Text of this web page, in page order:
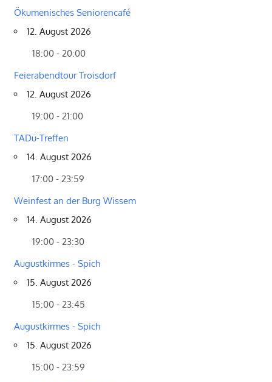
Ökumenisches Seniorencafé
12. August 2026
18:00 - 20:00
Feierabendtour Troisdorf
12. August 2026
19:00 - 21:00
TADü-Treffen
14. August 2026
17:00 - 23:59
Weinfest an der Burg Wissem
14. August 2026
19:00 - 23:30
Augustkirmes - Spich
15. August 2026
15:00 - 23:45
Augustkirmes - Spich
15. August 2026
15:00 - 23:59